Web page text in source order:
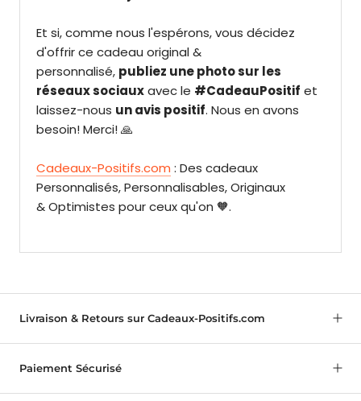
Et si, comme nous l'espérons, vous décidez
d'offrir ce cadeau original &
personnalisé, publiez une photo sur les
réseaux sociauxavec le #CadeauPositif et
laissez-nous un avis positif. Nous en avons
besoin! Merci! 🙏
Cadeaux-Positifs.com : Des cadeaux
Personnalisés, Personnalisables, Originaux
& Optimistes pour ceux qu'on 🧡.
Livraison & Retours sur Cadeaux-Positifs.com
Paiement Sécurisé